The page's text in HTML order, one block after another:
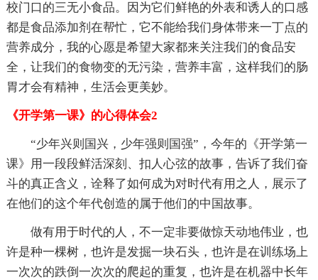
校门口的三无小食品。因为它们鲜艳的外表和诱人的口感
都是食品添加剂在帮忙，它不能给我们身体带来一丁点的
营养成分，我的心愿是希望大家都来关注我们的食品安
全，让我们的食物变的无污染，营养丰富，这样我们的肠
胃才会有精神，生活会更美妙。
《开学第一课》的心得体会2
“少年兴则国兴，少年强则国强”，今年的《开学第一
课》用一段段鲜活深刻、扣人心弦的故事，告诉了我们奋
斗的真正含义，诠释了如何成为对时代有用之人，展示了
在他们的这个年代创造的属于他们的中国故事。
做有用于时代的人，不一定非要做惊天动地伟业，也
许是种一棵树，也许是发掘一块石头，也许是在训练场上
一次次的跌倒一次次的爬起的重复，也许是在机器中长年